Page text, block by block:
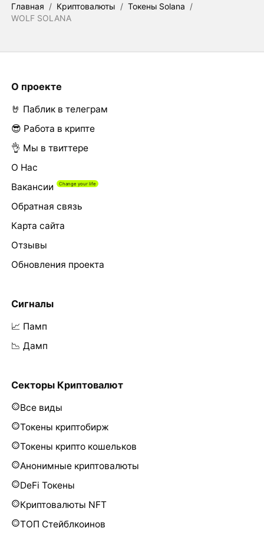
Главная / Криптовалюты / Токены Solana /
WOLF SOLANA
О проекте
🤘 Паблик в телеграм
😎 Работа в крипте
👌 Мы в твиттере
О Нас
Вакансии
Обратная связь
Карта сайта
Отзывы
Обновления проекта
Сигналы
📈 Памп
📉 Дамп
Секторы Криптовалют
Все виды
Токены криптобирж
Токены крипто кошельков
Анонимные криптовалюты
DeFi Токены
Криптовалюты NFT
ТОП Стейблкоинов